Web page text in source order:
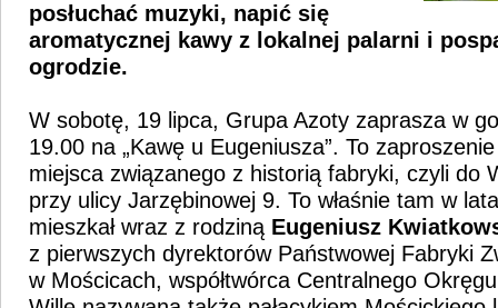
posłuchać muzyki, napić się
aromatycznej kawy z lokalnej palarni i
ogrodzie.
W sobotę, 19 lipca, Grupa Azoty zaprasza w
19.00 na „Kawę u Eugeniusza”. To
miejsca związanego z historią fabryki, czyli do
przy ulicy Jarzębinowej 9. To właśnie tam w
mieszkał wraz z rodziną Eugeniusz
z pierwszych dyrektorów Państwowej Fabryki
w Mościcach, współtwórca Centralnego